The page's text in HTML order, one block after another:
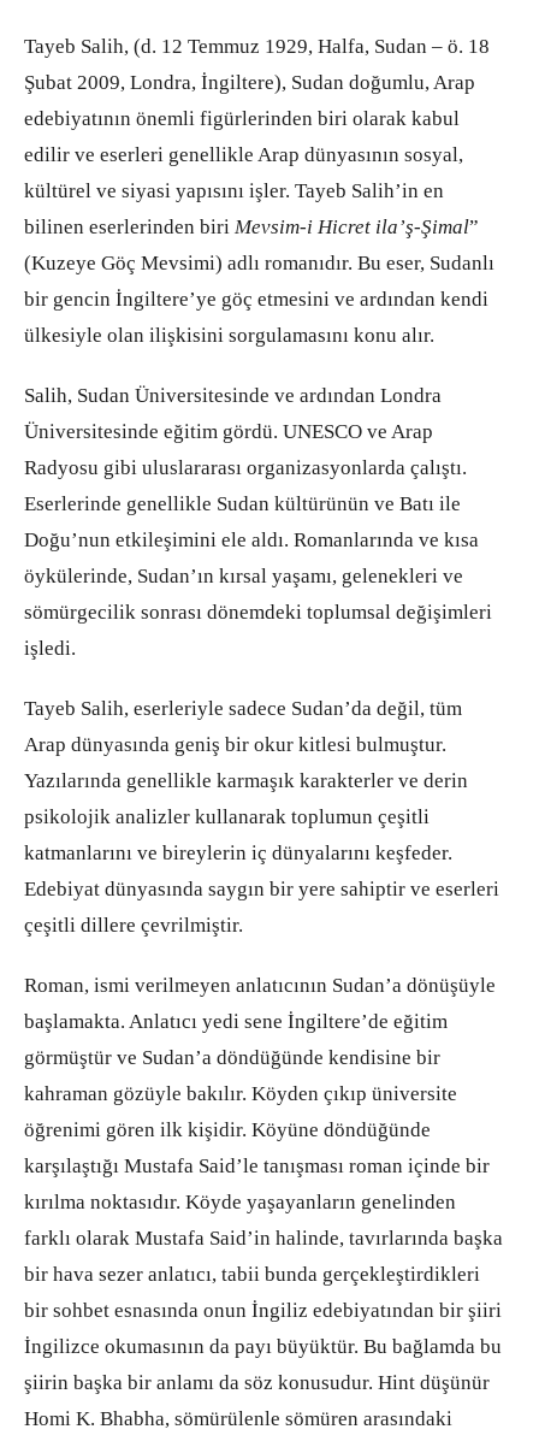
Tayeb Salih, (d. 12 Temmuz 1929, Halfa, Sudan – ö. 18
Şubat 2009, Londra, İngiltere), Sudan doğumlu, Arap
edebiyatının önemli figürlerinden biri olarak kabul
edilir ve eserleri genellikle Arap dünyasının sosyal,
kültürel ve siyasi yapısını işler. Tayeb Salih’in en
bilinen eserlerinden biri Mevsim-i Hicret ila’ş-Şimal”
(Kuzeye Göç Mevsimi) adlı romanıdır. Bu eser, Sudanlı
bir gencin İngiltere’ye göç etmesini ve ardından kendi
ülkesiyle olan ilişkisini sorgulamasını konu alır.
Salih, Sudan Üniversitesinde ve ardından Londra
Üniversitesinde eğitim gördü. UNESCO ve Arap
Radyosu gibi uluslararası organizasyonlarda çalıştı.
Eserlerinde genellikle Sudan kültürünün ve Batı ile
Doğu’nun etkileşimini ele aldı. Romanlarında ve kısa
öykülerinde, Sudan’ın kırsal yaşamı, gelenekleri ve
sömürgecilik sonrası dönemdeki toplumsal değişimleri
işledi.
Tayeb Salih, eserleriyle sadece Sudan’da değil, tüm
Arap dünyasında geniş bir okur kitlesi bulmuştur.
Yazılarında genellikle karmaşık karakterler ve derin
psikolojik analizler kullanarak toplumun çeşitli
katmanlarını ve bireylerin iç dünyalarını keşfeder.
Edebiyat dünyasında saygın bir yere sahiptir ve eserleri
çeşitli dillere çevrilmiştir.
Roman, ismi verilmeyen anlatıcının Sudan’a dönüşüyle
başlamakta. Anlatıcı yedi sene İngiltere’de eğitim
görmüştür ve Sudan’a döndüğünde kendisine bir
kahraman gözüyle bakılır. Köyden çıkıp üniversite
öğrenimi gören ilk kişidir. Köyüne döndüğünde
karşılaştığı Mustafa Said’le tanışması roman içinde bir
kırılma noktasıdır. Köyde yaşayanların genelinden
farklı olarak Mustafa Said’in halinde, tavırlarında başka
bir hava sezer anlatıcı, tabii bunda gerçekleştirdikleri
bir sohbet esnasında onun İngiliz edebiyatından bir şiiri
İngilizce okumasının da payı büyüktür. Bu bağlamda bu
şiirin başka bir anlamı da söz konusudur. Hint düşünür
Homi K. Bhabha, sömürülenle sömüren arasındaki